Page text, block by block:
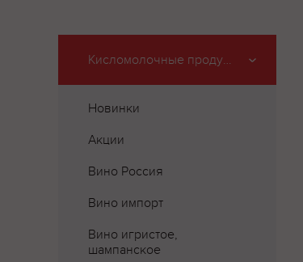
Кисломолочные продукты
Новинки
Акции
Вино Россия
Вино импорт
Вино игристое,
шампанское